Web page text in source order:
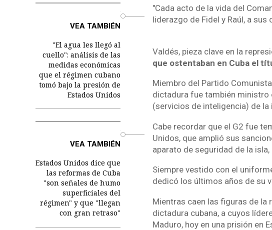
VEA TAMBIÉN
"El agua les llegó al
cuello": análisis de las
medidas económicas
que el régimen cubano
tomó bajo la presión de
Estados Unidos
"Cada acto de la vida del
liderazgo de Fidel y Raúl, a sus
Valdés, pieza clave en la
que ostentaban en Cuba el
Miembro del Partido
dictadura fue también ministro
(servicios de inteligencia) de la
VEA TAMBIÉN
Estados Unidos dice que
las reformas de Cuba
"son señales de humo
superficiales del
régimen" y que "llegan
con gran retraso"
Cabe recordar que el G2 fue
Unidos, que amplió sus
aparato de seguridad de la isla,
Siempre vestido con el
dedicó los últimos años de su
Mientras caen las figuras de la
dictadura cubana, a cuyos
Maduro, hoy en una prisión en